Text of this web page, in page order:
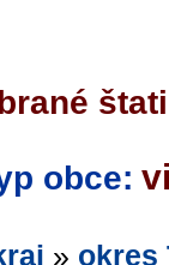
obce:
» okres